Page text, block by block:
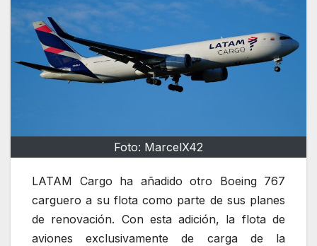
Foto: MarcelX42
LATAM Cargo ha añadido otro Boeing 767
carguero a su flota como parte de sus planes
de renovación. Con esta adición, la flota de
aviones exclusivamente de carga de la